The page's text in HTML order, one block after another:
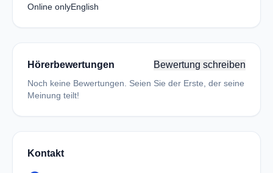
Online onlyEnglish
Hörerbewertungen Bewertung schreiben
Noch keine Bewertungen. Seien Sie der Erste, der seine
Meinung teilt!
Kontakt